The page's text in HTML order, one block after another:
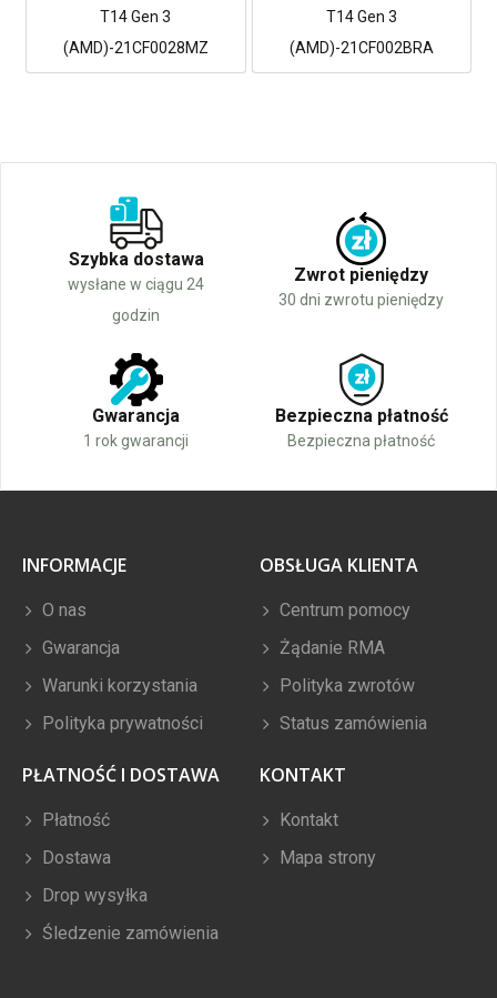
T14 Gen 3
(AMD)-21CF0028MZ
T14 Gen 3
(AMD)-21CF002BRA
Szybka dostawa
wysłane w ciągu 24
godzin
Zwrot pieniędzy
30 dni zwrotu pieniędzy
Gwarancja
1 rok gwarancji
Bezpieczna płatność
Bezpieczna płatność
INFORMACJE
O nas
Gwarancja
Warunki korzystania
Polityka prywatności
OBSŁUGA KLIENTA
Centrum pomocy
Żądanie RMA
Polityka zwrotów
Status zamówienia
PŁATNOŚĆ I DOSTAWA
Płatność
Dostawa
Drop wysyłka
Śledzenie zamówienia
KONTAKT
Kontakt
Mapa strony